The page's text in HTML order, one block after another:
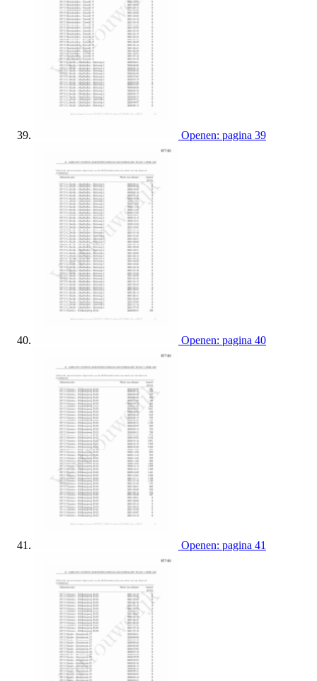
Openen: pagina 39
Openen: pagina 40
Openen: pagina 41